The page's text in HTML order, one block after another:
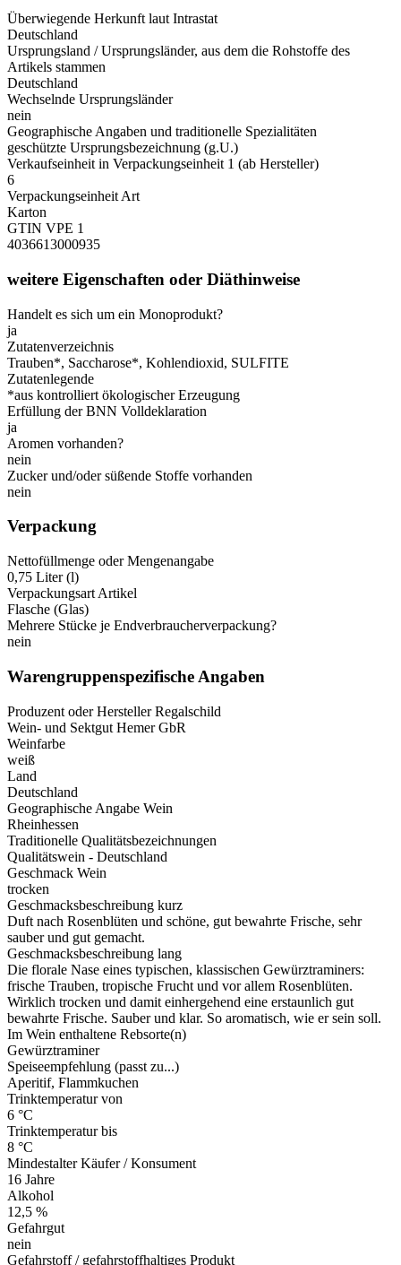
Überwiegende Herkunft laut Intrastat
Deutschland
Ursprungsland / Ursprungsländer, aus dem die Rohstoffe des
Artikels stammen
Deutschland
Wechselnde Ursprungsländer
nein
Geographische Angaben und traditionelle Spezialitäten
geschützte Ursprungsbezeichnung (g.U.)
Verkaufseinheit in Verpackungseinheit 1 (ab Hersteller)
6
Verpackungseinheit Art
Karton
GTIN VPE 1
4036613000935
weitere Eigenschaften oder Diäthinweise
Handelt es sich um ein Monoprodukt?
ja
Zutatenverzeichnis
Trauben*, Saccharose*, Kohlendioxid, SULFITE
Zutatenlegende
*aus kontrolliert ökologischer Erzeugung
Erfüllung der BNN Volldeklaration
ja
Aromen vorhanden?
nein
Zucker und/oder süßende Stoffe vorhanden
nein
Verpackung
Nettofüllmenge oder Mengenangabe
0,75 Liter (l)
Verpackungsart Artikel
Flasche (Glas)
Mehrere Stücke je Endverbraucherverpackung?
nein
Warengruppenspezifische Angaben
Produzent oder Hersteller Regalschild
Wein- und Sektgut Hemer GbR
Weinfarbe
weiß
Land
Deutschland
Geographische Angabe Wein
Rheinhessen
Traditionelle Qualitätsbezeichnungen
Qualitätswein - Deutschland
Geschmack Wein
trocken
Geschmacksbeschreibung kurz
Duft nach Rosenblüten und schöne, gut bewahrte Frische, sehr
sauber und gut gemacht.
Geschmacksbeschreibung lang
Die florale Nase eines typischen, klassischen Gewürztraminers:
frische Trauben, tropische Frucht und vor allem Rosenblüten.
Wirklich trocken und damit einhergehend eine erstaunlich gut
bewahrte Frische. Sauber und klar. So aromatisch, wie er sein soll.
Im Wein enthaltene Rebsorte(n)
Gewürztraminer
Speiseempfehlung (passt zu...)
Aperitif, Flammkuchen
Trinktemperatur von
6 °C
Trinktemperatur bis
8 °C
Mindestalter Käufer / Konsument
16 Jahre
Alkohol
12,5 %
Gefahrgut
nein
Gefahrstoff / gefahrstoffhaltiges Produkt